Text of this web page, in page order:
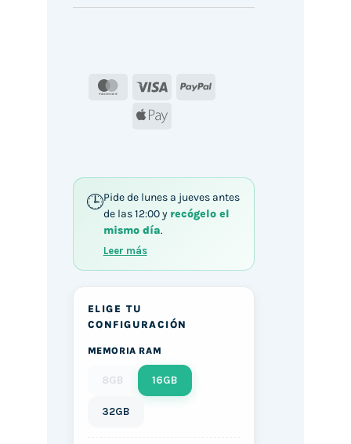
MasterCard
Visa
PayPal
Apple
Pide de lunes a jueves antes
de las 12:00 y recógelo el
mismo día.
Leer más
ELIGE TU
CONFIGURACIÓN
MEMORIA RAM
8GB 16GB
32GB